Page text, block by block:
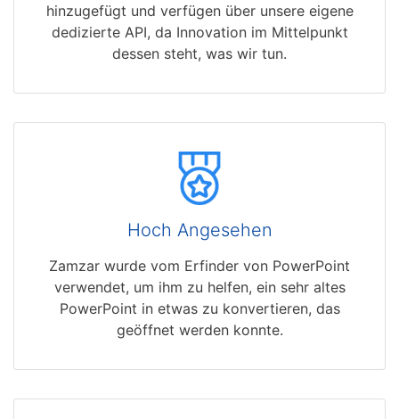
hinzugefügt und verfügen über unsere eigene
dedizierte API, da Innovation im Mittelpunkt
dessen steht, was wir tun.
Hoch Angesehen
Zamzar wurde vom Erfinder von PowerPoint
verwendet, um ihm zu helfen, ein sehr altes
PowerPoint in etwas zu konvertieren, das
geöffnet werden konnte.